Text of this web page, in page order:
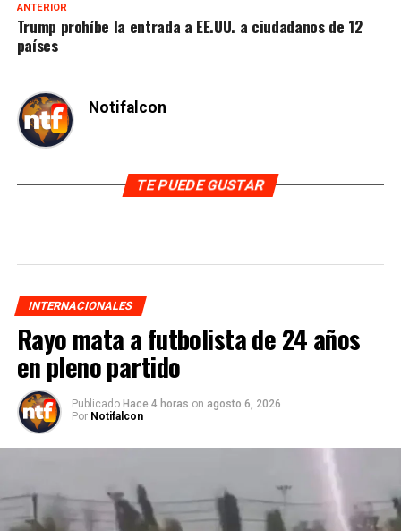
ANTERIOR
Trump prohíbe la entrada a EE.UU. a ciudadanos de 12
países
Notifalcon
TE PUEDE GUSTAR
INTERNACIONALES
Rayo mata a futbolista de 24 años
en pleno partido
Publicado Hace 4 horas on agosto 6, 2026
Por Notifalcon